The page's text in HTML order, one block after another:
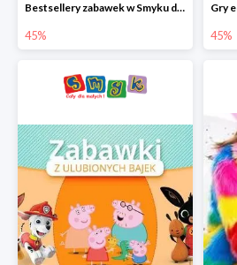
Bestsellery zabawek w Smyku do -45%
45% 45%